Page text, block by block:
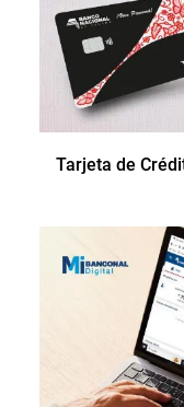
Tarjeta de